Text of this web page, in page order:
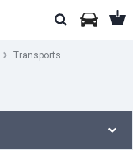
Transports